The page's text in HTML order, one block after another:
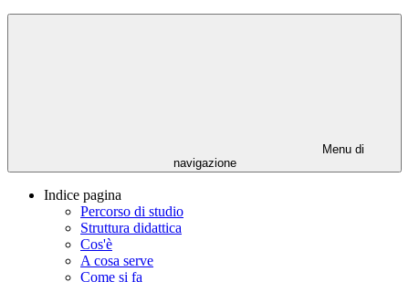
Menu di
navigazione
Indice pagina
Percorso di studio
Struttura didattica
Cos'è
A cosa serve
Come si fa